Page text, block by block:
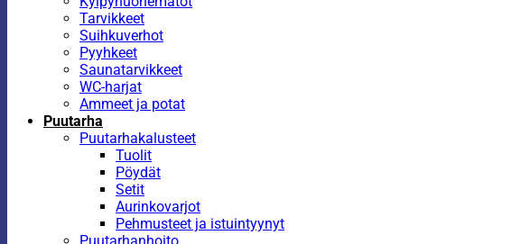
Tarvikkeet
Suihkuverhot
Pyyhkeet
Saunatarvikkeet
WC-harjat
Ammeet ja potat
Puutarha
Puutarhakalusteet
Tuolit
Pöydät
Setit
Aurinkovarjot
Pehmusteet ja istuintyynyt